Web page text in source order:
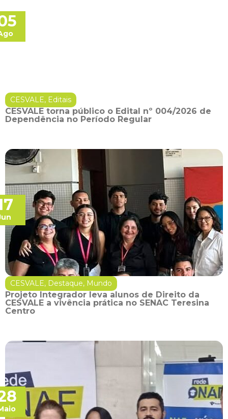
CESVALE, Editais
CESVALE torna público o Edital nº 004/2026 de
Dependência no Período Regular
CESVALE, Destaque, Mundo
Projeto Integrador leva alunos de Direito da
CESVALE a vivência prática no SENAC Teresina
Centro